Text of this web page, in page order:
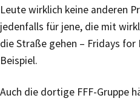
Leute wirklich keine anderen
jedenfalls für jene, die mit
die Straße gehen – Fridays for
Beispiel.
Auch die dortige FFF-Gruppe